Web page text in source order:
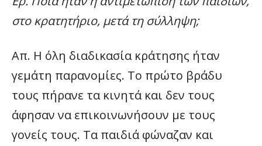
στο κρατητήριο, μετά τη σύλληψη;
Απ. Η όλη διαδικασία κράτησης ήταν
γεμάτη παρανομίες. Το πρώτο βράδυ
τους πήρανε τα κινητά και δεν τους
άφησαν να επικοινωνήσουν με τους
γονείς τους. Τα παιδιά φώναζαν και